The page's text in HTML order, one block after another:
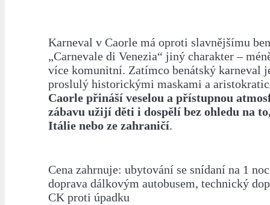
Karneval v Caorle má oproti slavnějšímu
„Carnevale di Venezia“ jiný charakter –
více komunitní. Zatímco benátský karneval
proslulý historickými maskami a
Caorle přináší veselou a přístupnou
zábavu užijí děti i dospělí bez ohledu na
Itálie nebo ze zahraničí.
Cena zahrnuje: ubytování se snídaní na 1
doprava dálkovým autobusem, technický
CK proti úpadku